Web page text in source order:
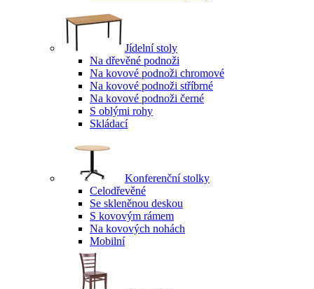
Jídelní stoly
Na dřevěné podnoži
Na kovové podnoži chromové
Na kovové podnoži stříbrné
Na kovové podnoži černé
S oblými rohy
Skládací
Konferenční stolky
Celodřevěné
Se skleněnou deskou
S kovovým rámem
Na kovových nohách
Mobilní